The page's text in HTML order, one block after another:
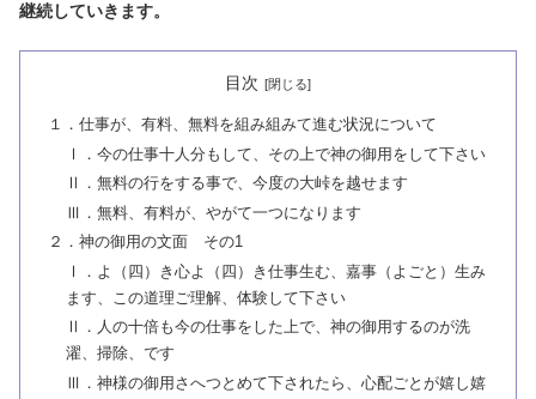
継続していきます。
目次
１．仕事が、有料、無料を組み組みて進む状況について
Ⅰ．今の仕事十人分もして、その上で神の御用をして下さい
Ⅱ．無料の行をする事で、今度の大峠を越せます
Ⅲ．無料、有料が、やがて一つになります
２．神の御用の文面 その1
Ⅰ．よ（四）き心よ（四）き仕事生む、嘉事（よごと）生み
ます、この道理ご理解、体験して下さい
Ⅱ．人の十倍も今の仕事をした上で、神の御用するのが洗
濯、掃除、です
Ⅲ．神様の御用さへつとめて下されたら、心配ごとが嬉し嬉